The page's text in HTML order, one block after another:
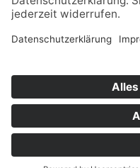
Facebook